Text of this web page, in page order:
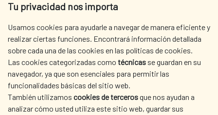
Tu privacidad nos importa
Usamos cookies para ayudarle a navegar de manera eficiente y
realizar ciertas funciones. Encontrará información detallada
sobre cada una de las cookies en las políticas de cookies.
Las cookies categorizadas como técnicas se guardan en su
navegador, ya que son esenciales para permitir las
funcionalidades básicas del sitio web.
También utilizamos cookies de tercerosque nos ayudan a
analizar cómo usted utiliza este sitio web, guardar sus
Tel. +34 900 20 30 54​​​​​​​
AECID
WHERE DO WE COOPERATE?
SPANISH HUMANITARIAN
ACTION
PRESS ROOM
CULTURE AND SCIENCE LIBRARY